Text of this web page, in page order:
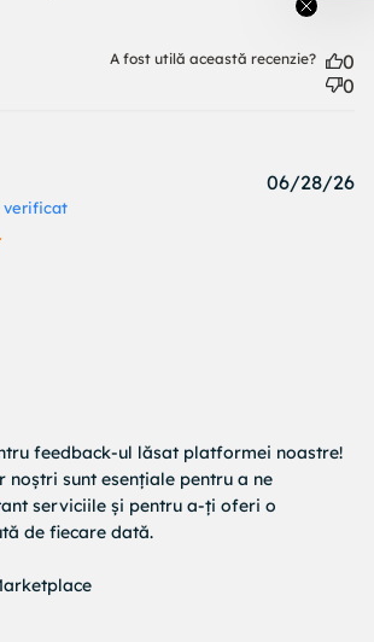
A fost utilă această recenzie?
0
0
verificat
review content
magazinului cu privire la
Owner pe Mon Jun 29 2026
feedback-ul lăsat platformei noastre!
noștri sunt esențiale pentru a ne
serviciile și pentru a-ți oferi o
de fiecare dată.
06/28/26